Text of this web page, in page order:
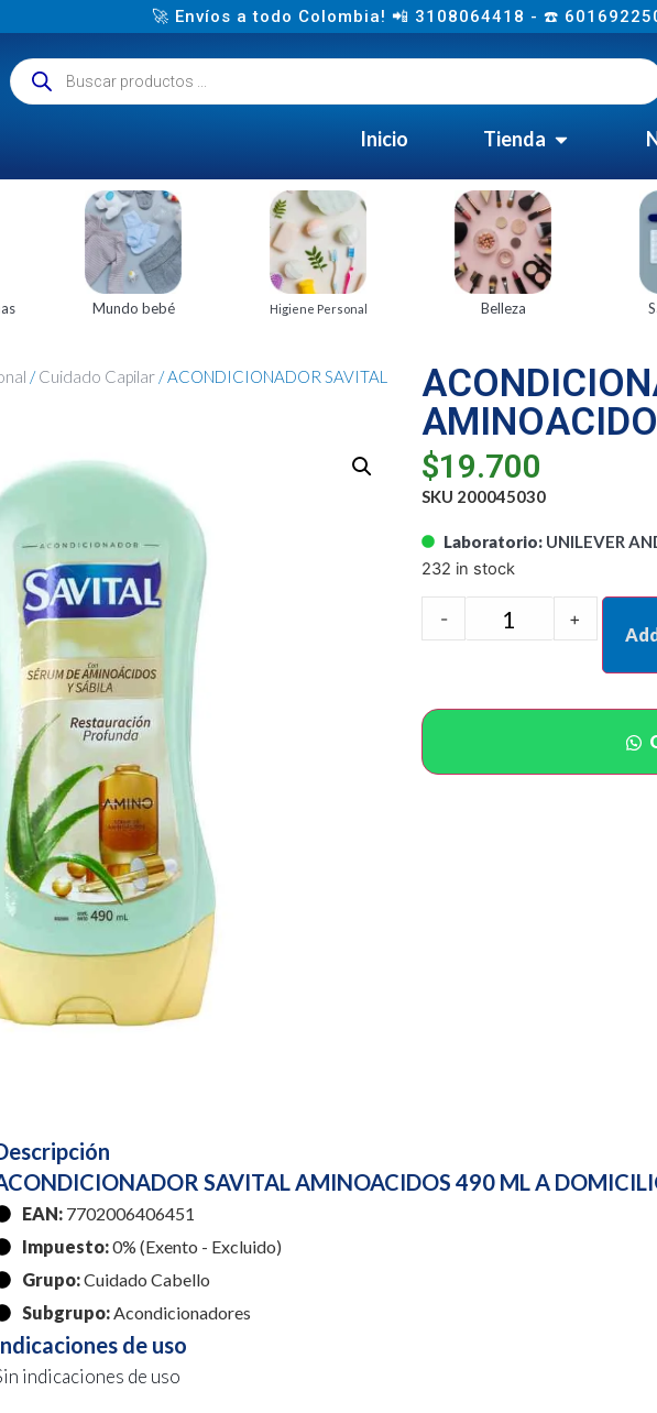
🚀 Envíos a todo Colombia! 📲 3108064418 - ☎️
Inicio Tienda
Mundo bebé Higiene Personal Belleza
/Cuidado Capilar / ACONDICIONADOR SAVITAL
$19.700
SKU 200045030
Laboratorio: UNILEVER
232 in stock
- +
SAVITAL AMINOACIDOS 490 ML A
EAN:7702006406451
Impuesto:0% (Exento - Excluido)
Grupo:Cuidado Cabello
Subgrupo:Acondicionadores
de uso
indicaciones de uso